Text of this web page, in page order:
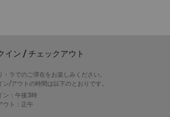
イン / チェックアウト
・ラでのご滞在をお楽しみください。
ン/アウトの時間は以下のとおりです。
ン：午後3時
ウト：正午